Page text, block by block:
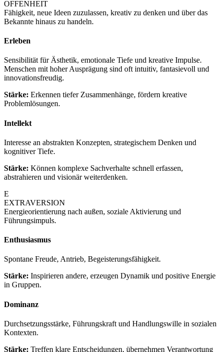
OFFENHEIT
Fähigkeit, neue Ideen zuzulassen, kreativ zu denken und über das
Bekannte hinaus zu handeln.
Erleben
Sensibilität für Ästhetik, emotionale Tiefe und kreative Impulse.
Menschen mit hoher Ausprägung sind oft intuitiv, fantasievoll und
innovationsfreudig.
Stärke: Erkennen tiefer Zusammenhänge, fördern kreative
Problemlösungen.
Intellekt
Interesse an abstrakten Konzepten, strategischem Denken und
kognitiver Tiefe.
Stärke: Können komplexe Sachverhalte schnell erfassen,
abstrahieren und visionär weiterdenken.
E
EXTRAVERSION
Energieorientierung nach außen, soziale Aktivierung und
Führungsimpuls.
Enthusiasmus
Spontane Freude, Antrieb, Begeisterungsfähigkeit.
Stärke: Inspirieren andere, erzeugen Dynamik und positive Energie
in Gruppen.
Dominanz
Durchsetzungsstärke, Führungskraft und Handlungswille in sozialen
Kontexten.
Stärke: Treffen klare Entscheidungen, übernehmen Verantwortung